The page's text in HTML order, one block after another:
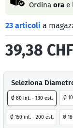
Ordinaora e
23 articolia
39,38 CHF
Seleziona
Ø 80 int. - 130 est. Ø
Ø 150 int. - 200 est. Ø